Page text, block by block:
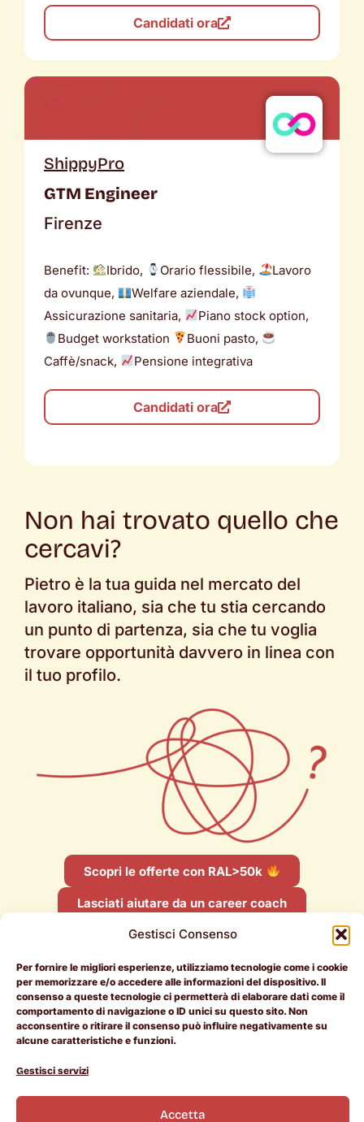
Gestisci Consenso
Per fornire le migliori esperienze, utilizziamo tecnologie come i cookie
per memorizzare e/o accedere alle informazioni del dispositivo. Il
consenso a queste tecnologie ci permetterà di elaborare dati come il
comportamento di navigazione o ID unici su questo sito. Non
acconsentire o ritirare il consenso può influire negativamente su
alcune caratteristiche e funzioni.
Gestisci servizi
Accetta
Candidati ora
ShippyPro
GTM Engineer
Firenze
Benefit: Ibrido, Orario flessibile,
Lavoro
da ovunque,
Welfare aziendale,
Assicurazione sanitaria,
Piano stock option,
Budget workstation
Buoni pasto,
Caffè/snack,
Pensione integrativa
Candidati ora
Non hai trovato quello che
cercavi?
Pietro è la tua guida nel mercato del
lavoro italiano, sia che tu stia cercando
un punto di partenza, sia che tu voglia
trovare opportunità davvero in linea con
il tuo profilo.
Scopri le offerte con RAL>50k
Lasciati aiutare da un career coach
L
I
Per i
candidati
lavoro
Per le